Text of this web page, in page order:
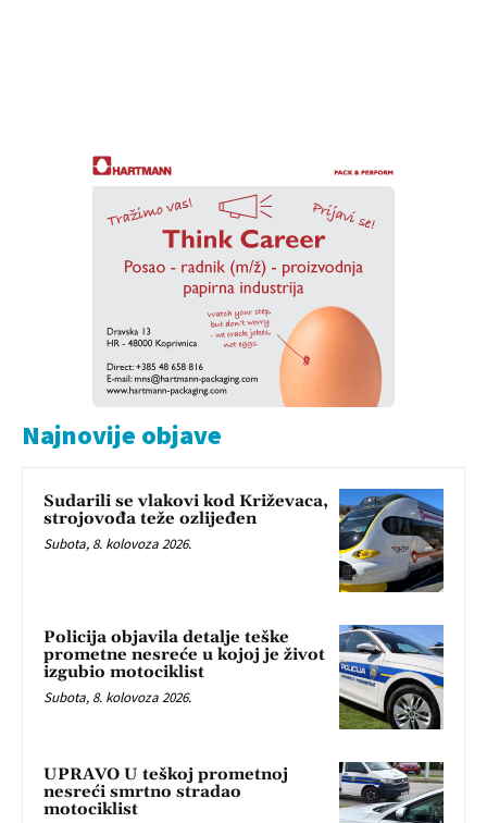
Najnovije objave
Sudarili se vlakovi kod Križevaca,
strojovođa teže ozlijeđen
Subota, 8. kolovoza 2026.
Policija objavila detalje teške
prometne nesreće u kojoj je život
izgubio motociklist
Subota, 8. kolovoza 2026.
UPRAVO U teškoj prometnoj
nesreći smrtno stradao
motociklist